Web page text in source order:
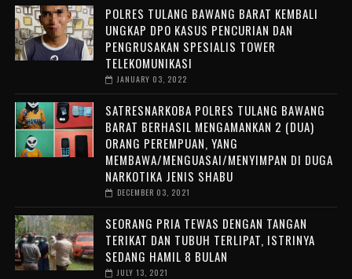
POLRES TULANG BAWANG BARAT KEMBALI
UNGKAP DPO KASUS PENCURIAN DAN
PENGRUSAKAN SPESIALIS TOWER
TELEKOMUNIKASI
JANUARY 03, 2022
SATRESNARKOBA POLRES TULANG BAWANG
BARAT BERHASIL MENGAMANKAN 2 (DUA)
ORANG PEREMPUAN, YANG
MEMBAWA/MENGUASAI/MENYIMPAN DI DUGA
NARKOTIKA JENIS SHABU
DECEMBER 03, 2021
SEORANG PRIA TEWAS DENGAN TANGAN
TERIKAT DAN TUBUH TERLIPAT, ISTRINYA
SEDANG HAMIL 8 BULAN
JULY 13, 2021